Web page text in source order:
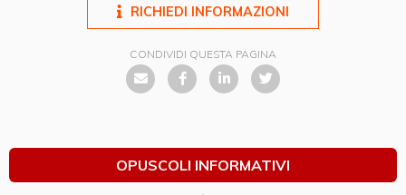
RICHIEDI INFORMAZIONI
CONDIVIDI QUESTA PAGINA
OPUSCOLI INFORMATIVI